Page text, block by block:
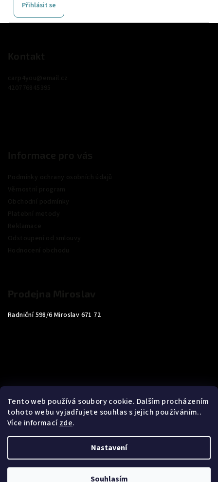
Tento web používá soubory cookie. Dalším procházením
tohoto webu vyjadřujete souhlas s jejich používáním..
Více informacízde.
Nastavení
Souhlasím
Přihlásit se
Radniční 598/6 Miroslav 671 72